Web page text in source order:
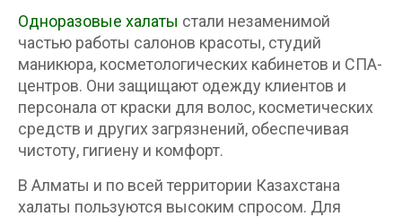
Одноразовые халаты стали незаменимой
частью работы салонов красоты, студий
маникюра, косметологических кабинетов и СПА-
центров. Они защищают одежду клиентов и
персонала от краски для волос, косметических
средств и других загрязнений, обеспечивая
чистоту, гигиену и комфорт.
В Алматы и по всей территории Казахстана
халаты пользуются высоким спросом. Для